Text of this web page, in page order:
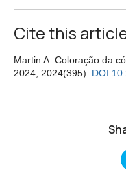
Cite this
Martin A. Coloração da
2024; 2024(395).